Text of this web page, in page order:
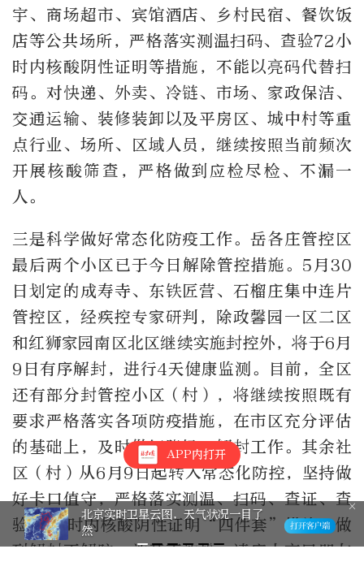
宇、商场超市、宾馆酒店、乡村民宿、餐饮饭
店等公共场所，严格落实测温扫码、查验72小
时内核酸阴性证明等措施，不能以亮码代替扫
码。对快递、外卖、冷链、市场、家政保洁、
交通运输、装修装卸以及平房区、城中村等重
点行业、场所、区域人员，继续按照当前频次
开展核酸筛查，严格做到应检尽检、不漏一
人。
三是科学做好常态化防疫工作。岳各庄管控区
最后两个小区已于今日解除管控措施。5月30
日划定的成寿寺、东铁匠营、石榴庄集中连片
管控区，经疾控专家研判，除政馨园一区二区
和红狮家园南区北区继续实施封控外，将于6月
9日有序解封，进行4天健康监测。目前，全区
还有部分封管控小区（村），将继续按照既有
要求严格落实各项防疫措施，在市区充分评估
的基础上，及时做好降级、解封工作。其余社
区（村）从6月9日起转入常态化防控，坚持做
好卡口值守，严格落实测温、扫码、查证、查
验72小时内核酸阴性证明“四件套”措施，做
到解封不解防、放开不放松。请广大市民朋友
APP内打开
实时卫星云图，天气状况一目了
棋
活